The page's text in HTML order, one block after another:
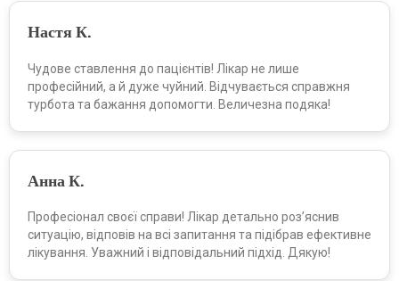
Настя К.
Чудове ставлення до пацієнтів! Лікар не лише
професійний, а й дуже чуйний. Відчувається справжня
турбота та бажання допомогти. Величезна подяка!
Анна К.
Професіонал своєї справи! Лікар детально роз’яснив
ситуацію, відповів на всі запитання та підібрав ефективне
лікування. Уважний і відповідальний підхід. Дякую!